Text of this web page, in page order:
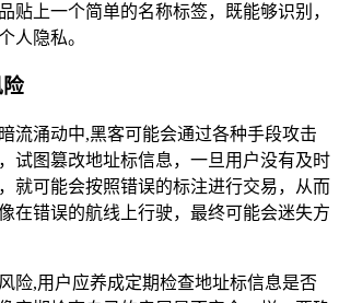
贴上一个简单的名称标签，既能够识别，
人隐私。
流涌动中,黑客可能会通过各种手段攻击
试图篡改地址标信息，一旦用户没有及时
就可能会按照错误的标注进行交易，从而
在错误的航线上行驶，最终可能会迷失方
险,用户应养成定期检查地址标信息是否